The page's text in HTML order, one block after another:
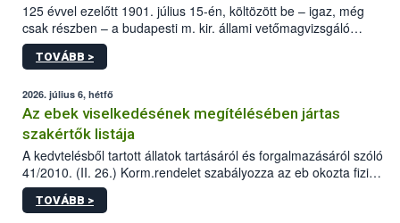
125 évvel ezelőtt 1901. július 15-én, költözött be – igaz, még
csak részben – a budapesti m. kir. állami vetőmagvizsgáló
állomás a Kis Rókus utca 15. szám alatti, Czigler Győző által
tervezett új épületébe.
TOVÁBB >
2026. július 6, hétfő
Az ebek viselkedésének megítélésében jártas
szakértők listája
A kedvtelésből tartott állatok tartásáról és forgalmazásáról szóló
41/2010. (II. 26.) Korm.rendelet szabályozza az eb okozta fizikai
sérülés, illetve ennek veszélye keletkezésekor felmerülő
hatósági feladatokat, valamint a veszélyes eb tartását és annak
TOVÁBB >